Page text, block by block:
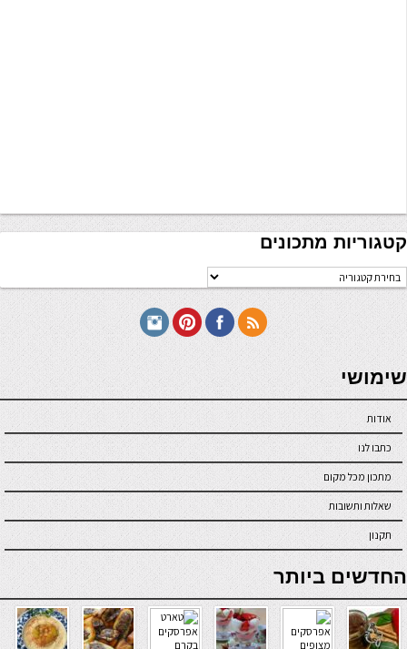
קטגוריות מתכונים
קטגוריות
מתכונים
seriöse online casinos österreich
שימושי
אודות
כתבו לנו
מתכון מכל מקום
שאלות ותשובות
תקנון
online casino
החדשים ביותר